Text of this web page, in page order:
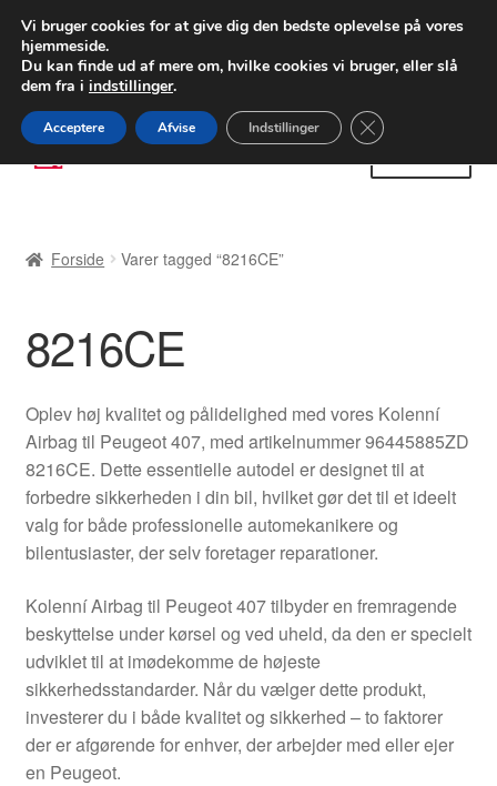
LEVERING fra 55 kr.
FEDEX verdensomspændende forsendelse
80 82 72 02
Spring
til
Spring
til
Betalinger
Kasse
Klageprocedure
Kontakte
Levering
Min Konto
Om os
Forside Varer tagged “8216CE”
8216CE
Oplev høj kvalitet og pålidelighed med vores Kolenní
Airbag til Peugeot 407, med artikelnummer 96445885ZD
8216CE. Dette essentielle autodel er designet til at
forbedre sikkerheden i din bil, hvilket gør det til et ideelt
valg for både professionelle automekanikere og
bilentusiaster, der selv foretager reparationer.
Kolenní Airbag til Peugeot 407 tilbyder en fremragende
beskyttelse under kørsel og ved uheld, da den er specielt
udviklet til at imødekomme de højeste
sikkerhedsstandarder. Når du vælger dette produkt,
investerer du i både kvalitet og sikkerhed – to faktorer
der er afgørende for enhver, der arbejder med eller ejer
en Peugeot.
Vi bruger cookies for at give dig den bedste oplevelse på vores
hjemmeside.
Du kan finde ud af mere om, hvilke cookies vi bruger, eller slå
dem fra i indstillinger.
Acceptere Afvise Indstillinger Close GDPR